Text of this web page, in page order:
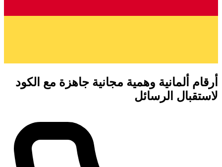
أرقام ألمانية وهمية مجانية جاهزة مع الكود
لاستقبال الرسائل